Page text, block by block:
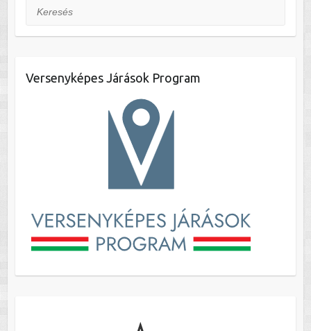
Keresés
Versenyképes Járások Program